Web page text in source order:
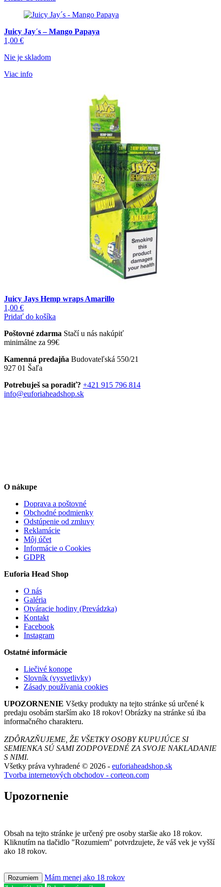
Juicy Jay´s – Mango Papaya
1,00 €
Nie je skladom
Viac info
Juicy Jays Hemp wraps Amarillo
1,00 €
Pridať do košíka
Poštovné zdarma Stačí u nás nakúpiť
minimálne za 99€
Kamenná predajňa Budovateľská 550/21
927 01 Šaľa
Potrebuješ sa poradiť? +421 915 796 814
info@euforiaheadshop.sk
O nákupe
Doprava a poštovné
Obchodné podmienky
Odstúpenie od zmluvy
Reklamácie
Môj účet
Informácie o Cookies
GDPR
Euforia Head Shop
O nás
Galéria
Otváracie hodiny (Prevádzka)
Kontakt
Facebook
Instagram
Ostatné informácie
Liečivé konope
Slovník (vysvetlivky)
Zásady používania cookies
UPOZORNENIE Všetky produkty na tejto stránke sú určené k
predaju osobám starším ako 18 rokov! Obrázky na stránke sú iba
informačného charakteru.
ZDÔRAZŇUJEME, ŽE VŠETKY OSOBY KUPUJÚCE SI
SEMIENKA SÚ SAMI ZODPOVEDNÉ ZA SVOJE NAKLADANIE
S NIMI.
Všetky práva vyhradené © 2026 - euforiaheadshop.sk
Tvorba internetových obchodov - corteon.com
Upozornenie
Obsah na tejto stránke je určený pre osoby staršie ako 18 rokov.
Kliknutím na tlačidlo "Rozumiem" potvrdzujete, že váš vek je vyšší
ako 18 rokov.
Rozumiem Mám menej ako 18 rokov